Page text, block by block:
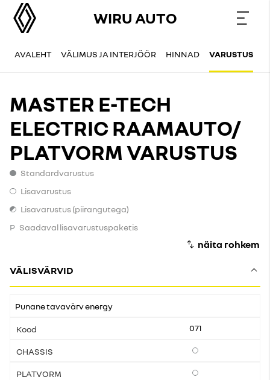
WIRU AUTO
AVALEHT VÄLIMUS JA INTERJÖÖR HINNAD VARUSTUS
MASTER E-TECH
ELECTRIC RAAMAUTO/
PLATVORM VARUSTUS
Standardvarustus
Standardvarustus
Lisavarustus
Lisavarustus
Lisavarustus (piirangutega)
Lisavarustus (piirangutega)
P Saadaval lisavarustuspaketis
VÄLISVÄRVID
Punane tavavärv energy
071
Lisavarustus
Lisavarustus